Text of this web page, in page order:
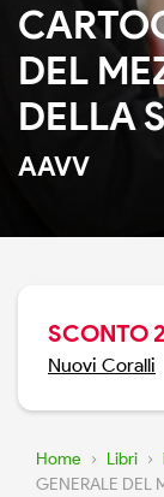
DEL
DELLA
AAVV
SCONTO
Nuovi Coralli
Home › Libri ›
GENERALE DEL